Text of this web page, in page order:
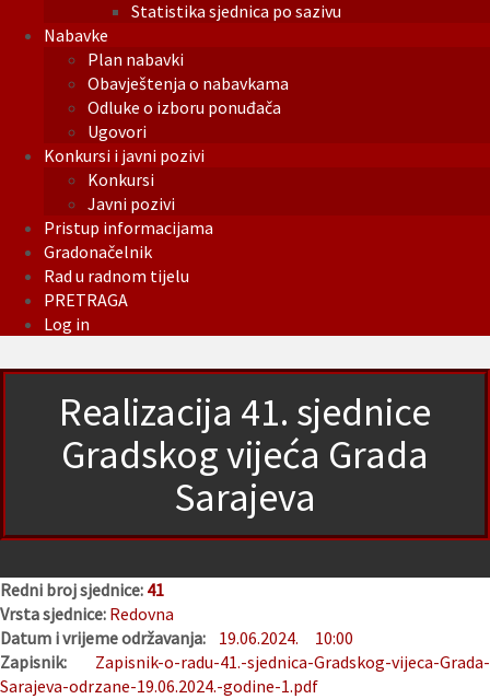
Statistika sjednica po sazivu
Nabavke
Plan nabavki
Obavještenja o nabavkama
Odluke o izboru ponuđača
Ugovori
Konkursi i javni pozivi
Konkursi
Javni pozivi
Pristup informacijama
Gradonačelnik
Rad u radnom tijelu
PRETRAGA
Log in
Realizacija 41. sjednice
Gradskog vijeća Grada
Sarajeva
Redni broj sjednice: 41
Vrsta sjednice: Redovna
Datum i vrijeme održavanja:
19.06.2024.
10:00
Zapisnik:
Zapisnik-o-radu-41.-sjednica-Gradskog-vijeca-Grada-
Sarajeva-odrzane-19.06.2024.-godine-1.pdf